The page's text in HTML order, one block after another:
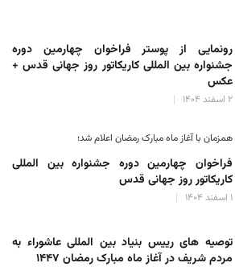
رونمایی از پوستر فراخوان چهارمین دوره
جشنواره بین المللی کاریکاتور روز جهانی قدس +
عکس
۲ اسفند ۱۴۰۴
همزمان با آغاز ماه مبارک رمضان اعلام شد؛
فراخوان چهارمین دوره جشنواره بین المللی
کاریکاتور روز جهانی قدس
۱ اسفند ۱۴۰۴
توصیه های رییس بنیاد بین المللی عاشوراء به
مردم شریف در آغاز ماه مبارک رمضان ۱۴۴۷